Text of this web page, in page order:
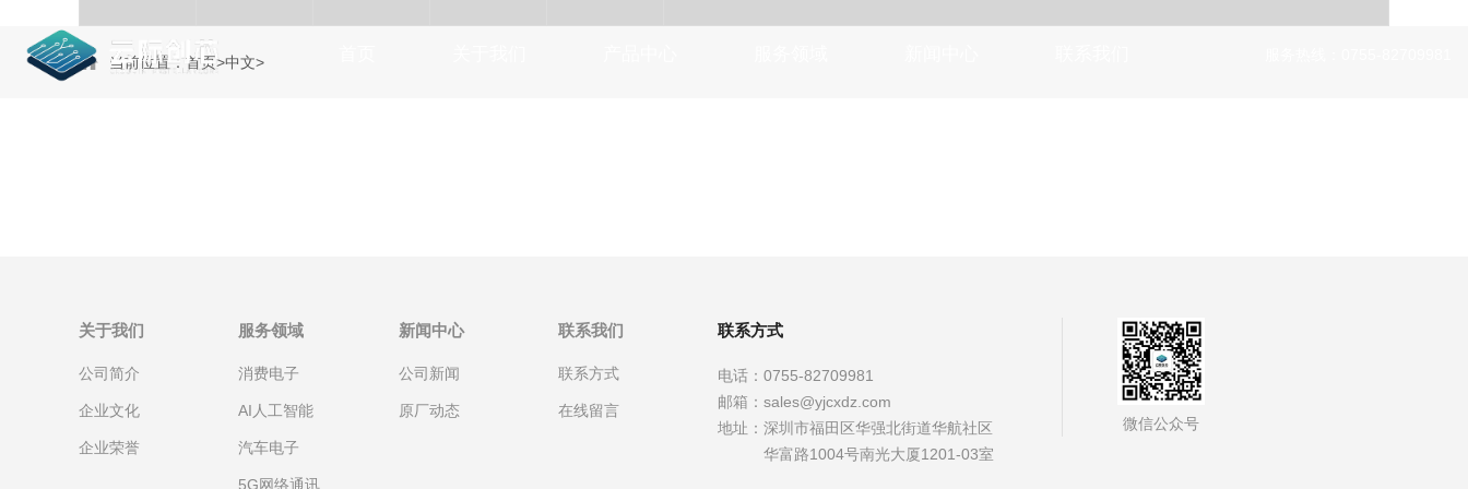
当前位置：首页>中文>
关于我们
公司简介
企业文化
企业荣誉
服务领域
消费电子
AI人工智能
汽车电子
5G网络通讯
新闻中心
公司新闻
原厂动态
联系我们
联系方式
在线留言
联系方式
电话： 0755-82709981
邮箱： sales@yjcxdz.com
地址： 深圳市福田区华强北街道华航社区
华富路1004号南光大厦1201-03室
微信公众号